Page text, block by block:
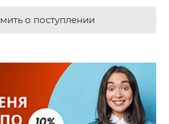
о поступлении